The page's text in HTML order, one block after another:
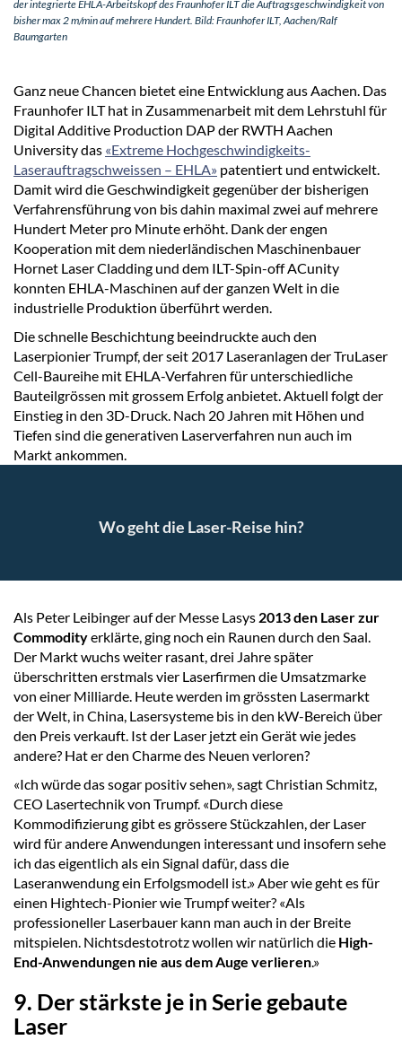
der integrierte EHLA-Arbeitskopf des Fraunhofer ILT die Auftragsgeschwindigkeit von
bisher max 2 m/min auf mehrere Hundert. Bild: Fraunhofer ILT, Aachen/Ralf
Baumgarten
Ganz neue Chancen bietet eine Entwicklung aus Aachen. Das
Fraunhofer ILT hat in Zusammenarbeit mit dem Lehrstuhl für
Digital Additive Production DAP der RWTH Aachen
University das «Extreme Hochgeschwindigkeits-
Laserauftragschweissen – EHLA» patentiert und entwickelt.
Damit wird die Geschwindigkeit gegenüber der bisherigen
Verfahrensführung von bis dahin maximal zwei auf mehrere
Hundert Meter pro Minute erhöht. Dank der engen
Kooperation mit dem niederländischen Maschinenbauer
Hornet Laser Cladding und dem ILT-Spin-off ACunity
konnten EHLA-Maschinen auf der ganzen Welt in die
industrielle Produktion überführt werden.
Die schnelle Beschichtung beeindruckte auch den
Laserpionier Trumpf, der seit 2017 Laseranlagen der TruLaser
Cell-Baureihe mit EHLA-Verfahren für unterschiedliche
Bauteilgrössen mit grossem Erfolg anbietet. Aktuell folgt der
Einstieg in den 3D-Druck. Nach 20 Jahren mit Höhen und
Tiefen sind die generativen Laserverfahren nun auch im
Markt ankommen.
Wo geht die Laser-Reise hin?
Als Peter Leibinger auf der Messe Lasys 2013 den Laser zur
Commodityerklärte, ging noch ein Raunen durch den Saal.
Der Markt wuchs weiter rasant, drei Jahre später
überschritten erstmals vier Laserfirmen die Umsatzmarke
von einer Milliarde. Heute werden im grössten Lasermarkt
der Welt, in China, Lasersysteme bis in den kW-Bereich über
den Preis verkauft. Ist der Laser jetzt ein Gerät wie jedes
andere? Hat er den Charme des Neuen verloren?
«Ich würde das sogar positiv sehen», sagt Christian Schmitz,
CEO Lasertechnik von Trumpf. «Durch diese
Kommodifizierung gibt es grössere Stückzahlen, der Laser
wird für andere Anwendungen interessant und insofern sehe
ich das eigentlich als ein Signal dafür, dass die
Laseranwendung ein Erfolgsmodell ist.» Aber wie geht es für
einen Hightech-Pionier wie Trumpf weiter? «Als
professioneller Laserbauer kann man auch in der Breite
mitspielen. Nichtsdestotrotz wollen wir natürlich die High-
End-Anwendungen nie aus dem Auge verlieren.»
9. Der stärkste je in Serie gebaute
Laser